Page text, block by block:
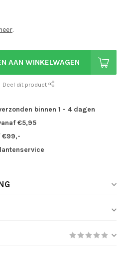
.
AAN WINKELWAGEN
Deel dit product
binnen 1 - 4 dagen
€5,95
€99,-